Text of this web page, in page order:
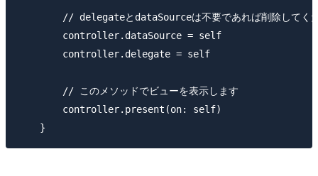
// delegateとdataSourceは不要であれば削除してく
        controller.dataSource = self
        controller.delegate = self
        // このメソッドでビューを表示します
        controller.present(on: self)